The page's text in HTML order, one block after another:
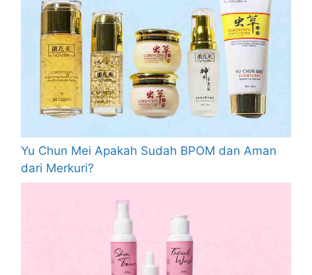
Yu Chun Mei Apakah Sudah BPOM dan Aman
dari Merkuri?